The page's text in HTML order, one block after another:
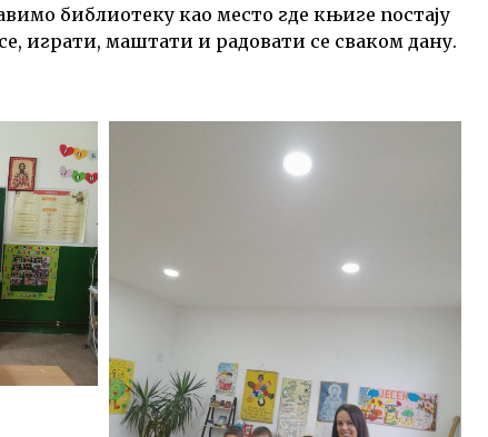
библиотеку као место где књиге постају
играти, маштати и радовати се сваком дану.